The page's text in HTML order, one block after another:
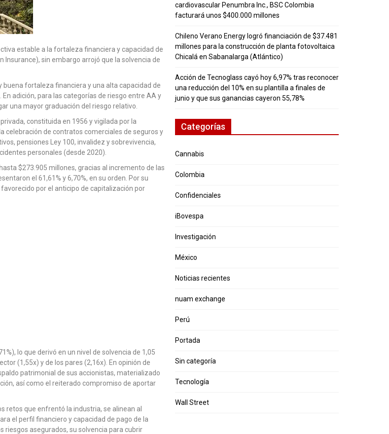
estable a la fortaleza financiera y capacidad de
Insurance), sin embargo arrojó que la solvencia de
buena fortaleza financiera y una alta capacidad de
adición, para las categorías de riesgo entre AA y
una mayor graduación del riesgo relativo.
constituida en 1956 y vigilada por la
celebración de contratos comerciales de seguros y
pensiones Ley 100, invalidez y sobrevivencia,
personales (desde 2020).
$273.905 millones, gracias al incremento de las
el 61,61% y 6,70%, en su orden. Por su
por el anticipo de capitalización por
lo que derivó en un nivel de solvencia de 1,05
(1,55x) y de los pares (2,16x). En opinión de
patrimonial de sus accionistas, materializado
así como el reiterado compromiso de aportar
retos que enfrentó la industria, se alinean al
el perfil financiero y capacidad de pago de la
riesgos asegurados, su solvencia para cubrir
cardiovascular Penumbra Inc., BSC Colombia
facturará unos $400.000 millones
Chileno Verano Energy logró financiación de $37.481
millones para la construcción de planta fotovoltaica
Chicalá en Sabanalarga (Atlántico)
Acción de Tecnoglass cayó hoy 6,97% tras reconocer
una reducción del 10% en su plantilla a finales de
junio y que sus ganancias cayeron 55,78%
Categorías
Cannabis
Colombia
Confidenciales
iBovespa
Investigación
México
Noticias recientes
nuam exchange
Perú
Portada
Sin categoría
Tecnología
Wall Street